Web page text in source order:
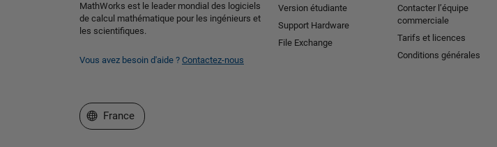
MathWorks est le leader mondial des logiciels
de calcul mathématique pour les ingénieurs et
les scientifiques.
Vous avez besoin d'aide ? Contactez-nous
Version étudiante
Support Hardware
File Exchange
Contacter l’équipe
commerciale
Tarifs et licences
Conditions générales
Sélectionner un site web
France